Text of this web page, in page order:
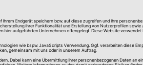
Mehrwertsteuer, zzgl.